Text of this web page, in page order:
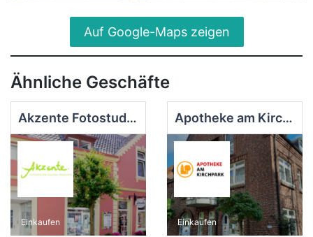
Auf Google-Maps zeigen
Ähnliche Geschäfte
Akzente Fotostudio - Galerie - Präsente
Einkaufen
Apotheke am Kirchpark
Einkaufen